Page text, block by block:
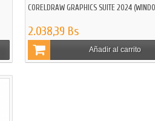
CORELDRAW GRAPHICS SUITE 2024
2.038,39 Bs
Añadir al carrito